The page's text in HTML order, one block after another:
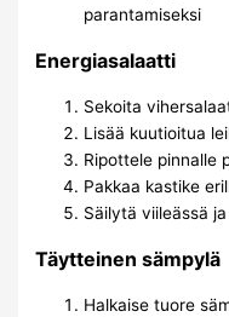
parantamiseksi
Energiasalaatti
Sekoita
Lisää kuutioitua
Ripottele pinnalle
Pakkaa kastike
Säilytä viileässä
Täytteinen sämpylä
Halkaise tuore